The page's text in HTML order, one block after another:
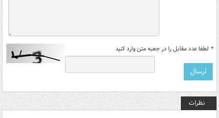
* لطفا عدد مقابل را در جعبه متن وارد کنید
نظرات